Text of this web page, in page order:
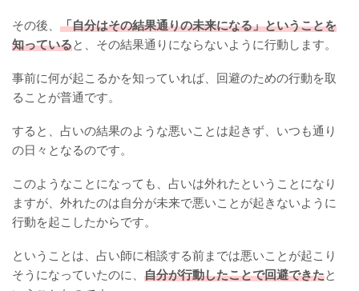
その後、 「自分はその結果通りの未来になる」ということを
知っていると、その結果通りにならないように行動します。
事前に何が起こるかを知っていれば、回避のための行動を取
ることが普通です。
すると、占いの結果のような悪いことは起きず、いつも通り
の日々となるのです。
このようなことになっても、占いは外れたということになり
ますが、外れたのは自分が未来で悪いことが起きないように
行動を起こしたからです。
ということは、占い師に相談する前までは悪いことが起こり
そうになっていたのに、 自分が行動したことで回避できたと